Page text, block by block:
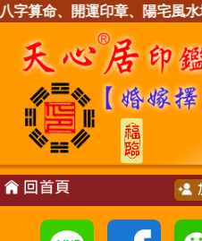
字算命、開運印章、陽宅風水